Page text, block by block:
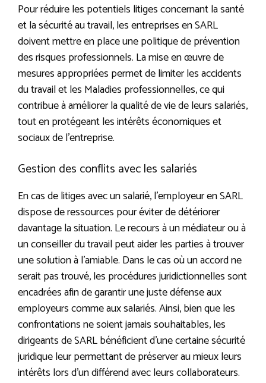
Pour réduire les potentiels litiges concernant la santé
et la sécurité au travail, les entreprises en SARL
doivent mettre en place une politique de prévention
des risques professionnels. La mise en œuvre de
mesures appropriées permet de limiter les accidents
du travail et les Maladies professionnelles, ce qui
contribue à améliorer la qualité de vie de leurs salariés,
tout en protégeant les intérêts économiques et
sociaux de l’entreprise.
Gestion des conflits avec les salariés
En cas de litiges avec un salarié, l’employeur en SARL
dispose de ressources pour éviter de détériorer
davantage la situation. Le recours à un médiateur ou à
un conseiller du travail peut aider les parties à trouver
une solution à l’amiable. Dans le cas où un accord ne
serait pas trouvé, les procédures juridictionnelles sont
encadrées afin de garantir une juste défense aux
employeurs comme aux salariés. Ainsi, bien que les
confrontations ne soient jamais souhaitables, les
dirigeants de SARL bénéficient d’une certaine sécurité
juridique leur permettant de préserver au mieux leurs
intérêts lors d’un différend avec leurs collaborateurs.